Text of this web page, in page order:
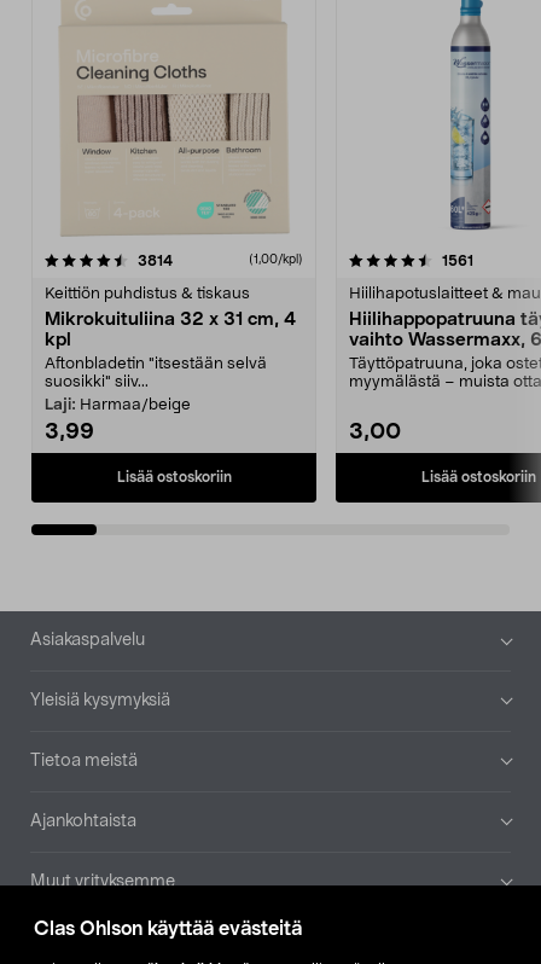
Clas Ohlson käyttää evästeitä
3814arvostelut (1,00/kpl)
Keittiön puhdistus & tiskaus
Mikrokuituliina 32 x 31 cm, 4
kpl
Aftonbladetin "itsestään selvä
suosikki" siiv...
Laji: Harmaa/beige
3,99
Lisää ostoskoriin
4.5viidestä
1561
Hiilihapotuslaitteet &
Hiilihappopatruuna
vaihto Wassermaxx,
Täyttöpatruuna, joka
myymälästä – muista
3,00
Lisää ostoskoriin
4.5viidestä
Alatunniste
Asiakaspalvelu
Yleisiä kysymyksiä
Tietoa meistä
Ajankohtaista
Muut yrityksemme
Etsi myymälä